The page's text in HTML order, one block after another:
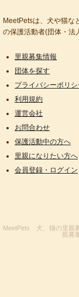
MeetPetsは、犬や猫な
の保護活動者(団体・法
里親募集情報
団体を探す
プライバシーポリシ
利用規約
運営会社
お問合わせ
保護活動中の方へ
里親になりたい方へ
会員登録・ログイン
MeetPets 犬、猫の里親
親募